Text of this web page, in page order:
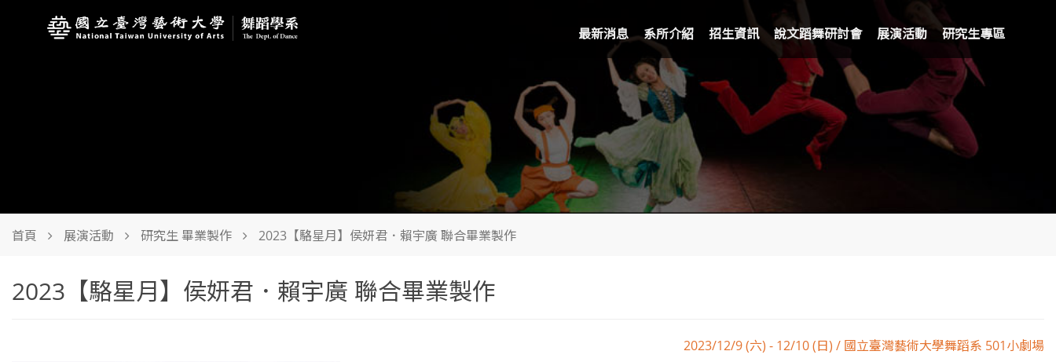
最新消息 系所介紹 招生資訊 說文蹈舞研討會 展演活動 研究生專區
首頁 展演活動 研究生 畢業製作 2023【駱星月】侯妍君．賴宇廣 聯合畢業製作
2023【駱星月】侯妍君．賴宇廣 聯合畢業製作
2023/12/9 (六) - 12/10 (日) / 國立臺灣藝術大學舞蹈系 501小劇場